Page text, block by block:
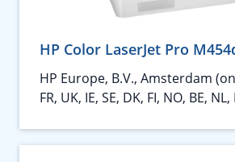
HP Color LaserJet Pro
HP Europe, B.V., Amsterdam
FR, UK, IE, SE, DK, FI, NO, BE, NL,